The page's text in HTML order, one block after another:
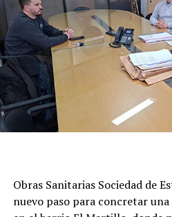
Obras Sanitarias Sociedad de
nuevo paso para concretar